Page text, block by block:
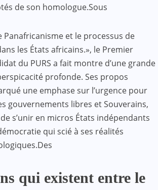
de son homologue.Sous
Panafricanisme et le processus de
les États africains.», le Premier
du PURS a fait montre d’une grande
profonde. Ses propos
une emphase sur l’urgence pour
gouvernements libres et Souverains,
s’unir en micros États indépendants
qui scié à ses réalités
qui existent entre le